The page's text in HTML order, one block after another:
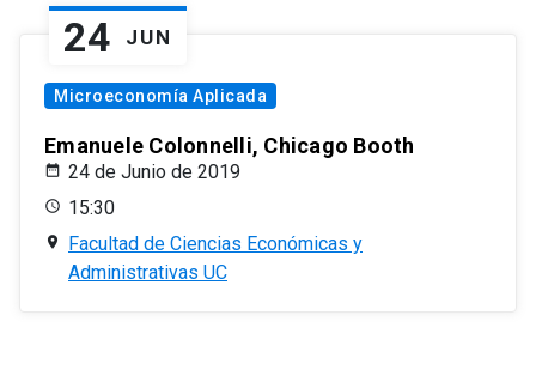
24 JUN
Microeconomía Aplicada
Emanuele Colonnelli, Chicago Booth
24 de Junio de 2019
15:30
Facultad de Ciencias Económicas y
Administrativas UC